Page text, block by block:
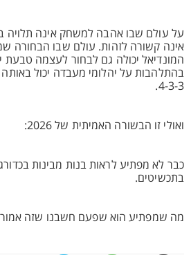
על עולם שבו אהבה למשחק אינה תלויה
אינה קשורה לזהות. עולם שבו הבחורה
המונדיאל יכולה גם לבחור לעצמה טבעת
בהתלהבות על יהלומי מעבדה יכול
4-3-3.
ואולי זו הבשורה האמיתית של 2026:
כבר לא מפתיע לראות בנות מבינות
בתכשיטים.
מה שמפתיע הוא שפעם חשבנו שזה אמור